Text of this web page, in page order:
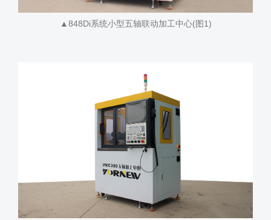
▲848Di系统小型五轴联动加工中心(图1)